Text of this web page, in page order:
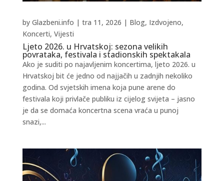
Ljeto 2026. u Hrvatskoj: sezona velikih
povrataka, festivala i stadionskih spektakala
by Glazbeni.info | tra 11, 2026 | Blog, Izdvojeno,
Koncerti, Vijesti
Ako je suditi po najavljenim koncertima, ljeto 2026. u
Hrvatskoj bit će jedno od najjačih u zadnjih nekoliko
godina. Od svjetskih imena koja pune arene do
festivala koji privlače publiku iz cijelog svijeta – jasno
je da se domaća koncertna scena vraća u punoj
snazi,...